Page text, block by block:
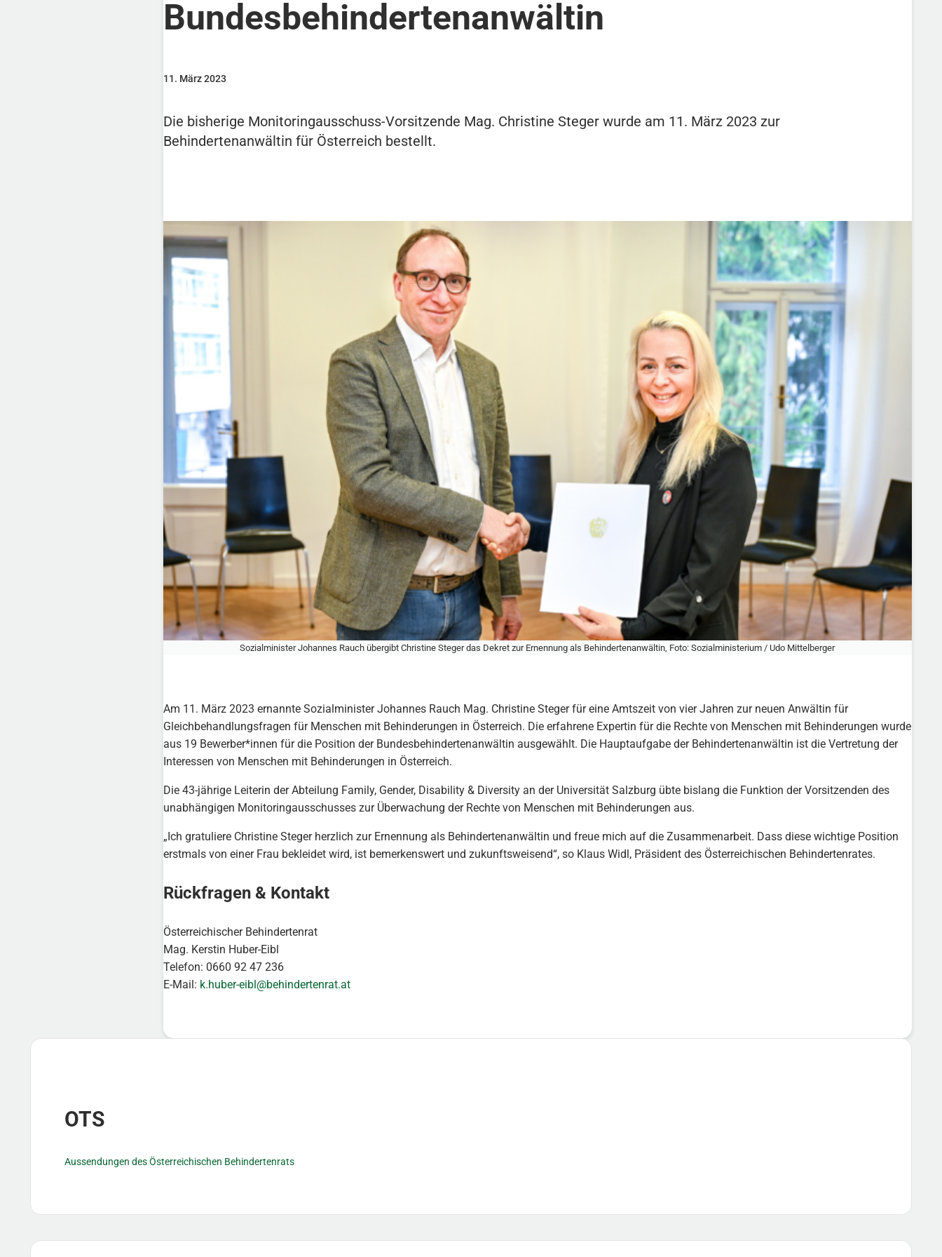
Bundesbehindertenanwältin
11. März 2023
Die bisherige Monitoringausschuss-Vorsitzende Mag. Christine Steger wurde am 11. März 2023 zur
Behindertenanwältin für Österreich bestellt.
Sozialminister Johannes Rauch übergibt Christine Steger das Dekret zur Ernennung als Behindertenanwältin, Foto: Sozialministerium / Udo Mittelberger
Am 11. März 2023 ernannte Sozialminister Johannes Rauch Mag. Christine Steger für eine Amtszeit von vier Jahren zur neuen Anwältin für
Gleichbehandlungsfragen für Menschen mit Behinderungen in Österreich. Die erfahrene Expertin für die Rechte von Menschen mit Behinderungen wurde
aus 19 Bewerber*innen für die Position der Bundesbehindertenanwältin ausgewählt. Die Hauptaufgabe der Behindertenanwältin ist die Vertretung der
Interessen von Menschen mit Behinderungen in Österreich.
Die 43-jährige Leiterin der Abteilung Family, Gender, Disability & Diversity an der Universität Salzburg übte bislang die Funktion der Vorsitzenden des
unabhängigen Monitoringausschusses zur Überwachung der Rechte von Menschen mit Behinderungen aus.
„Ich gratuliere Christine Steger herzlich zur Ernennung als Behindertenanwältin und freue mich auf die Zusammenarbeit. Dass diese wichtige Position
erstmals von einer Frau bekleidet wird, ist bemerkenswert und zukunftsweisend“, so Klaus Widl, Präsident des Österreichischen Behindertenrates.
Rückfragen & Kontakt
Österreichischer Behindertenrat
Mag. Kerstin Huber-Eibl
Telefon: 0660 92 47 236
E-Mail: k.huber-eibl@behindertenrat.at
Sidebar
OTS
Aussendungen des Österreichischen Behindertenrats